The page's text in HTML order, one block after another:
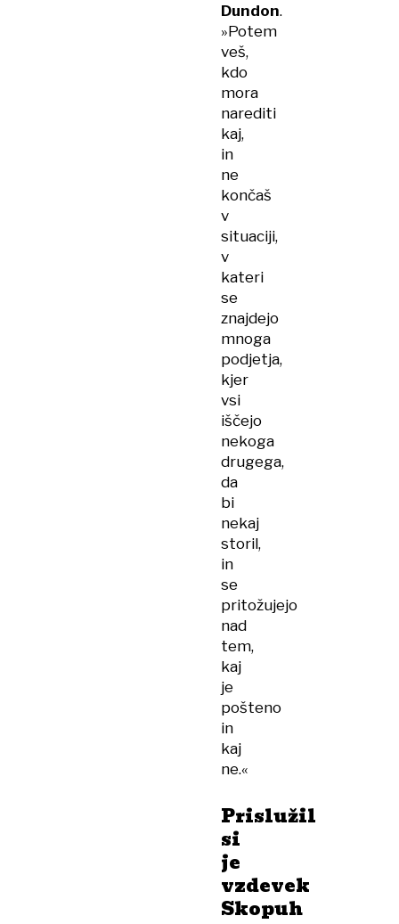
Dundon.
»Potem
veš,
kdo
mora
narediti
kaj,
in
ne
končaš
v
situaciji,
v
kateri
se
znajdejo
mnoga
podjetja,
kjer
vsi
iščejo
nekoga
drugega,
da
bi
nekaj
storil,
in
se
pritožujejo
nad
tem,
kaj
je
pošteno
in
kaj
ne.«
Prislužil
si
je
vzdevek
Skopuh